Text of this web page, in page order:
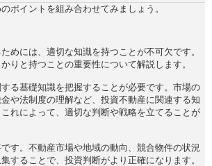
ポイントを組み合わせてみましょう。
めには、適切な知識を持つことが不可欠です。
りと持つことの重要性について解説します。
る基礎知識を把握することが必要です。市場の
や法制度の理解など、投資不動産に関連する知
れによって、適切な判断や戦略を立てることが
す。不動産市場や地域の動向、競合物件の状況
することで、投資判断がより正確になります。